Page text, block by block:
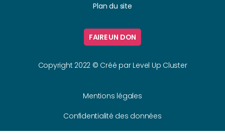
Plan du site
FAIRE UN DON
Copyright 2022 © Créé par Level Up Cluster
Mentions légales
Confidentialité des données